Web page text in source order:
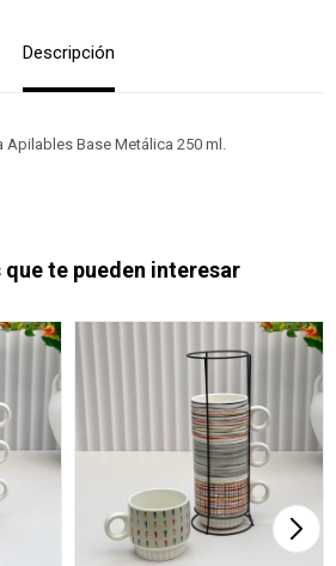
Descripción
Apilables Base Metálica 250 ml.
te pueden interesar